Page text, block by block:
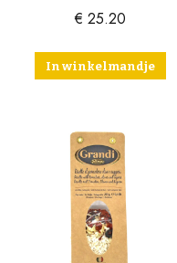
€ 25.20
In winkelmandje